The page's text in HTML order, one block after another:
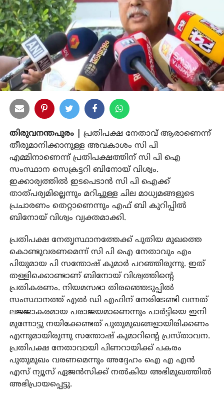
തിരുവനന്തപുരം |
പ്രതിപക്ഷ നേതാവ് ആരാണെന്ന്
തീരുമാനിക്കാനുള്ള അവകാശം സി പി
എമ്മിനാണെന്ന് പ്രതിപക്ഷത്തിന് സി പി ഐ
സംസ്ഥാന സെക്രട്ടറി ബിനോയ് വിശ്വം.
ഇക്കാര്യത്തില്‍ ഇടപെടാന്‍ സി പി ഐക്ക്
താത്പര്യമില്ലെന്നും മറിച്ചുള്ള ചില മാധ്യമങ്ങളുടെ
പ്രചാരണം തെറ്റാണെന്നും എഫ് ബി കുറിപ്പില്‍
ബിനോയ് വിശ്വം വ്യക്തമാക്കി.
പ്രതിപക്ഷ നേതൃസ്ഥാനത്തേക്ക് പുതിയ മുഖത്തെ
കൊണ്ടുവരണമെന്ന് സി പി ഐ നേതാവും എം
പിയുമായ പി സന്തോഷ് കുമാര്‍ പറഞ്ഞിരുന്നു. ഇത്
തള്ളിക്കൊണ്ടാണ് ബിനോയ് വിശ്വത്തിന്റെ
പ്രതികരണം. നിയമസഭാ തിരഞ്ഞെടുപ്പില്‍
സംസ്ഥാനത്ത് എല്‍ ഡി എഫിന് നേരിടേണ്ടി വന്നത്
ലജ്ജാകരമായ പരാജയമാണെന്നും പാര്‍ട്ടിയെ ഇനി
മുന്നോട്ടു നയിക്കേണ്ടത് പുതുമുഖങ്ങളായിരിക്കണം
എന്നുമായിരുന്നു സന്തോഷ് കുമാറിന്റെ പ്രസ്താവന.
പ്രതിപക്ഷ നേതാവായി പിണറായിക്ക് പകരം
പുതുമുഖം വരണമെന്നും അദ്ദേഹം ഐ എ എന്‍
എസ് ന്യൂസ് ഏജന്‍സിക്ക് നല്‍കിയ അഭിമുഖത്തില്‍
അഭിപ്രായപ്പെട്ടു.